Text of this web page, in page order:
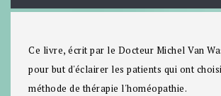
Ce livre, écrit par le Docteur Michel Van
pour but d'éclairer les patients qui ont
méthode de thérapie l'homéopathie.